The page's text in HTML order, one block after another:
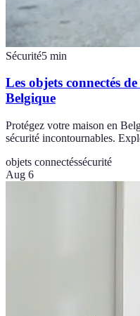
Sécurité5 min
Les objets connectés
Belgique
Protégez votre maison en
sécurité incontournables.
objets connectéssécurité
Aug 6